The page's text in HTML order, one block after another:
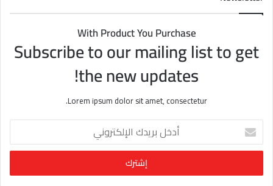
With Product You Purchase
Subscribe to our mailing list to get
the new updates!
Lorem ipsum dolor sit amet, consectetur.
خ
ب